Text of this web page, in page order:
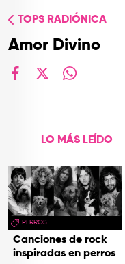
TOPS RADIÓNICA
Amor Divino
LO MÁS LEÍDO
PERROS
Canciones de rock
inspiradas en perros